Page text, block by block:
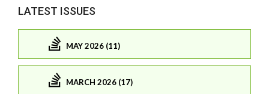
LATEST ISSUES
MAY 2026 (11)
MARCH 2026 (17)